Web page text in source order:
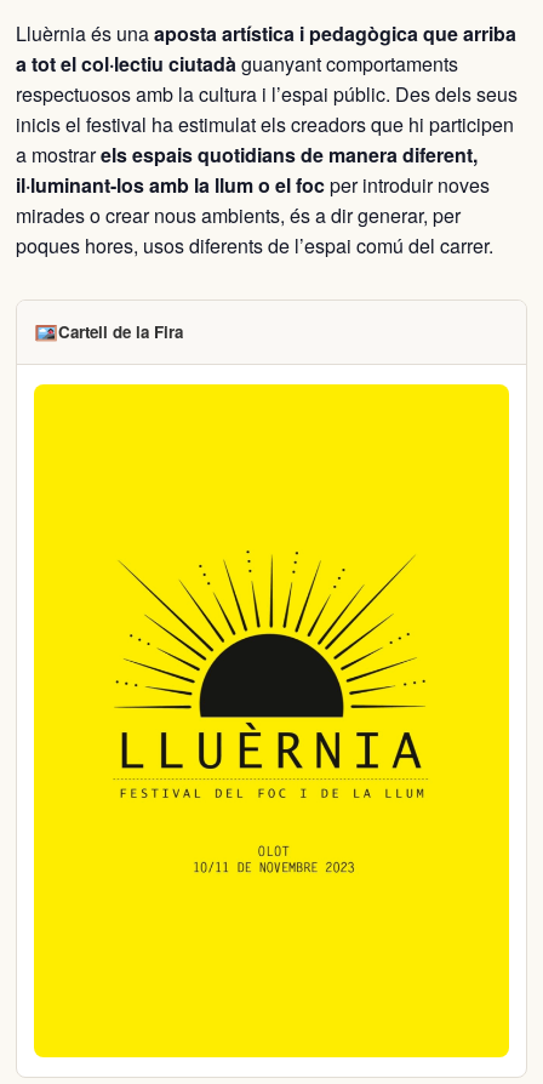
Lluèrnia és unaaposta artística i pedagògica que arriba
a tot el col·lectiu ciutadàguanyant comportaments
respectuosos amb la cultura i l’espai públic. Des dels seus
inicis el festival ha estimulat els creadors que hi participen
a mostrarels espais quotidians de manera diferent,
il·luminant-los amb la llum o el focper introduir noves
mirades o crear nous ambients, és a dir generar, per
poques hores, usos diferents de l’espai comú del carrer.
Cartell de la Fira